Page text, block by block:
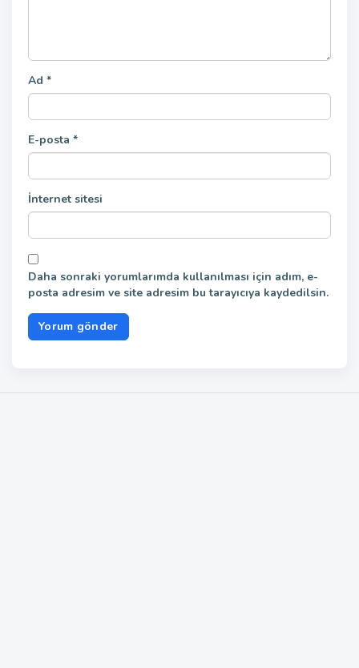
Ad *
E-posta *
İnternet sitesi
Daha sonraki yorumlarımda kullanılması için adım, e-
posta adresim ve site adresim bu tarayıcıya kaydedilsin.